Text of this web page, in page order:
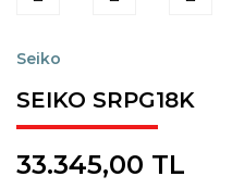
Seiko
SEIKO SRPG18K
33.345,00 TL